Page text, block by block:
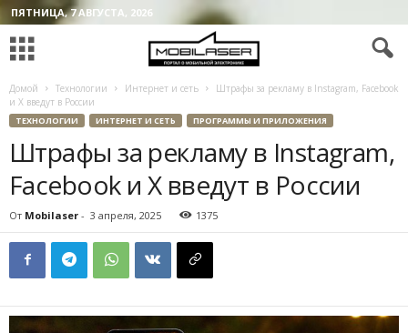
ПЯТНИЦА, 7 АВГУСТА, 2026
Домой Технологии Интернет и сеть
Штрафы за рекламу в Instagram, Facebook
и X введут в России
ТЕХНОЛОГИИ ИНТЕРНЕТ И СЕТЬ ПРОГРАММЫ И ПРИЛОЖЕНИЯ
Штрафы за рекламу в Instagram,
Facebook и X введут в России
От Mobilaser - 3 апреля, 2025 1375